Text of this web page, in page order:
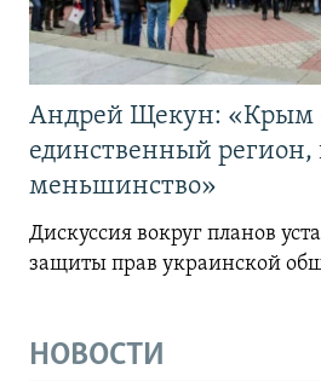
Андрей Щекун: «Крым
единственный регион,
меньшинство»
Дискуссия вокруг планов
защиты прав украинской
НОВОСТИ